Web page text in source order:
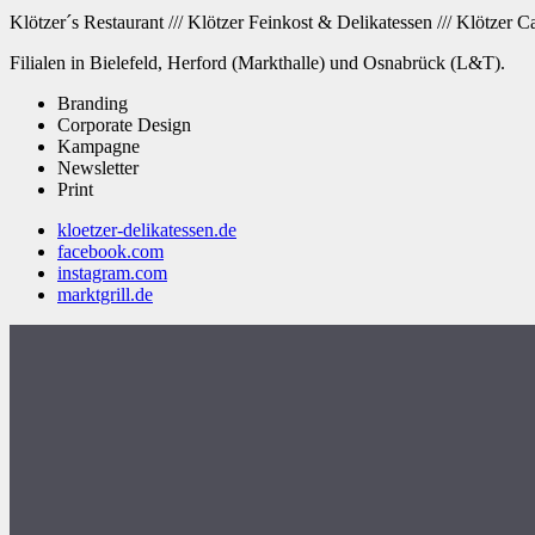
Klötzer´s Restaurant /// Klötzer Feinkost & Delikatessen /// Klötzer
Filialen in Bielefeld, Herford (Markthalle) und Osnabrück (L&T).
Branding
Corporate Design
Kampagne
Newsletter
Print
kloetzer-delikatessen.de
facebook.com
instagram.com
marktgrill.de